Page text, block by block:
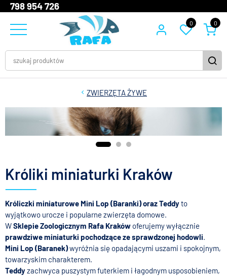
798 954 726
0 0
ZWIERZĘTA ŻYWE
Króliki miniaturki Kraków
Króliczki miniaturowe Mini Lop (Baranki) oraz Teddyto
wyjątkowo urocze i popularne zwierzęta domowe.
WSklepie Zoologicznym Rafa Kraków oferujemy wyłącznie
prawdziwe miniaturki pochodzące ze sprawdzonej hodowli.
Mini Lop (Baranek)wyróżnia się opadającymi uszami i spokojnym,
towarzyskim charakterem.
Teddyzachwyca puszystym futerkiem i łagodnym usposobieniem,